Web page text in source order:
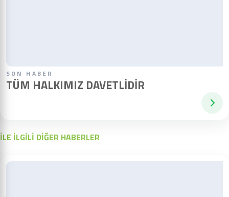
SON HABER
TÜM HALKIMIZ DAVETLIDIR
İLE İLGİLİ DİĞER HABERLER